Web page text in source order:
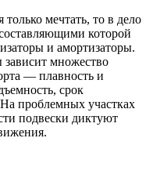
мечтать, то в дело
которой
и амортизаторы.
зависит множество
— плавность и
срок
проблемных участках
подвески диктуют